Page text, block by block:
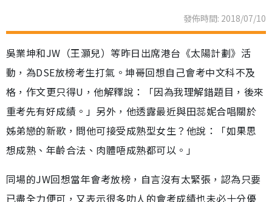
發佈時間: 2018/07/10
吳業坤和JW（王灝兒）等昨日出席港台《太陽計劃》活
動，為DSE放榜考生打氣。坤哥回想自己會考中文科不及
格，作文更只得U，他解釋說：「因為我理解錯題目，後來
重考先有好成績。」另外，他透露最近與田蕊妮合唱關於
姊弟戀的新歌，問他可接受成熟型女生？他說：「如果思
想成熟、年齡合法、肉體唔成熟都可以。」
同場的JW回想當年會考放榜，自言沒有太緊張，認為只要
已盡全力便可，又表示很多叻人的會考成績也未必十分優